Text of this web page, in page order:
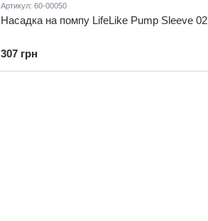
Артикул: 60-00050
Насадка на помпу LifeLike Pump Sleeve 02
307 грн